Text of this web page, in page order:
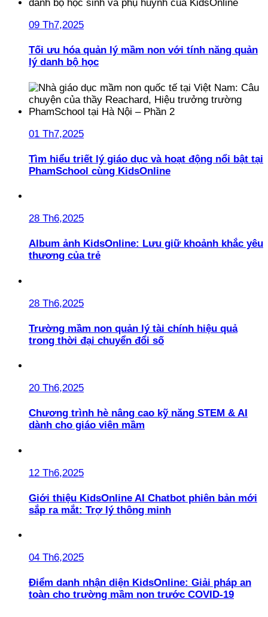
09 Th7,2025
Tối ưu hóa quản lý mầm non với tính năng quản
lý danh bộ học
01 Th7,2025
Tìm hiểu triết lý giáo dục và hoạt động nổi bật tại
PhamSchool cùng KidsOnline
28 Th6,2025
Album ảnh KidsOnline: Lưu giữ khoảnh khắc yêu
thương của trẻ
28 Th6,2025
Trường mầm non quản lý tài chính hiệu quả
trong thời đại chuyển đổi số
20 Th6,2025
Chương trình hè nâng cao kỹ năng STEM & AI
dành cho giáo viên mầm
12 Th6,2025
Giới thiệu KidsOnline AI Chatbot phiên bản mới
sắp ra mắt: Trợ lý thông minh
04 Th6,2025
Điểm danh nhận diện KidsOnline: Giải pháp an
toàn cho trường mầm non trước COVID-19